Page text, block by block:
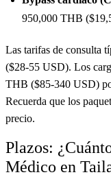
950,000 THB
Las tarifas de consulta
($28-55 USD). Los
THB ($85-340 USD)
Recuerda que los
precio.
Plazos:
Médico en